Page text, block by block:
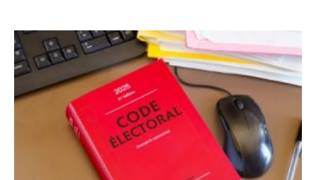
de
Bougival
au
Journal
Exécution
provisoire
d’une
peine
d’inéligibilité